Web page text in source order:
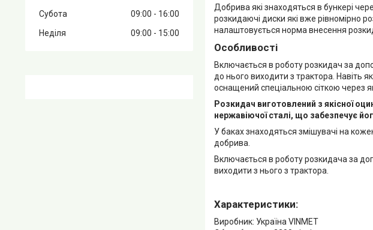
Добрива які знаходяться в бункері
розкидаючі диски які вже рівномірно
налаштовується норма внесення
Особливості
Включається в роботу розкидач за
до нього виходити з трактора. Навіть
оснащений спеціальною сіткою через
Розкидач виготовлений з якісної
нержавіючої сталі, що забезпечує
У баках знаходяться змішувачі на
добрива.
Включається в роботу розкидача за
виходити з нього з трактора.
Характеристики:
Виробник: Україна VINMET
Субота
09:00
16:00
Неділя
09:00 15:00